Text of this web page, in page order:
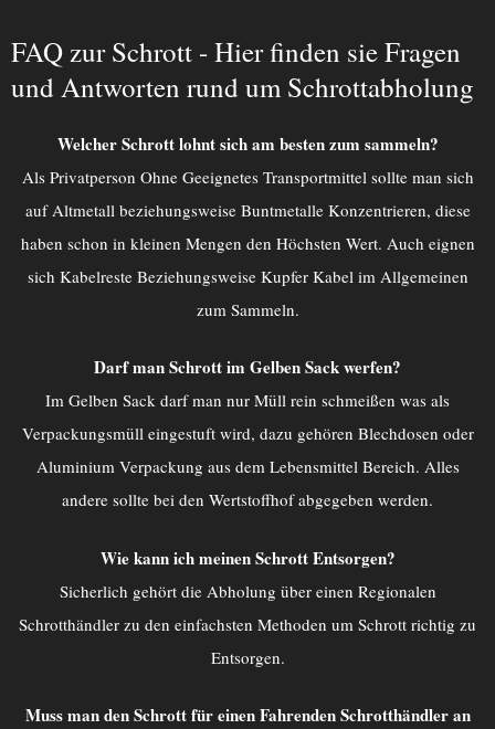
FAQ zur Schrott - Hier finden sie Fragen
und Antworten rund um Schrottabholung
Welcher Schrott lohnt sich am besten zum sammeln?
Als Privatperson Ohne Geeignetes Transportmittel sollte man sich
auf Altmetall beziehungsweise Buntmetalle Konzentrieren, diese
haben schon in kleinen Mengen den Höchsten Wert. Auch eignen
sich Kabelreste Beziehungsweise Kupfer Kabel im Allgemeinen
zum Sammeln.
Darf man Schrott im Gelben Sack werfen?
Im Gelben Sack darf man nur Müll rein schmeißen was als
Verpackungsmüll eingestuft wird, dazu gehören Blechdosen oder
Aluminium Verpackung aus dem Lebensmittel Bereich. Alles
andere sollte bei den Wertstoffhof abgegeben werden.
Wie kann ich meinen Schrott Entsorgen?
Sicherlich gehört die Abholung über einen Regionalen
Schrotthändler zu den einfachsten Methoden um Schrott richtig zu
Entsorgen.
Muss man den Schrott für einen Fahrenden Schrotthändler an